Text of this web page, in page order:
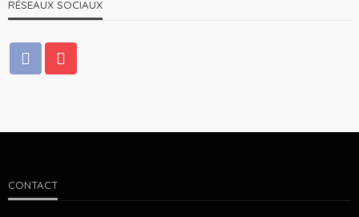
RÉSEAUX SOCIAUX
CONTACT